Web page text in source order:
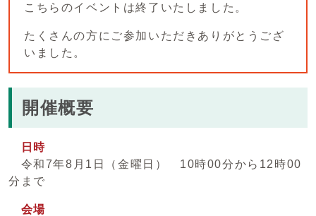
こちらのイベントは終了いたしました。
たくさんの方にご参加いただきありがとうござ
いました。
開催概要
日時
令和7年8月1日（金曜日） 10時00分から12時00
分まで
会場